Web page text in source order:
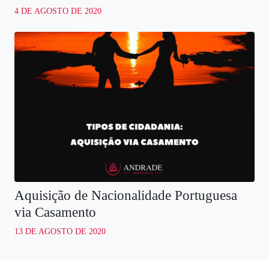
4 DE AGOSTO DE 2020
Aquisição de Nacionalidade Portuguesa
via Casamento
13 DE AGOSTO DE 2020